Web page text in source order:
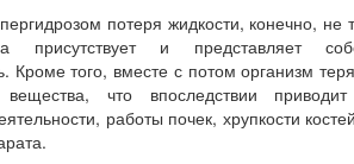
потеря жидкости, конечно, не
присутствует и представляет
Кроме того, вместе с потом организм
что впоследствии
работы почек, хрупкости